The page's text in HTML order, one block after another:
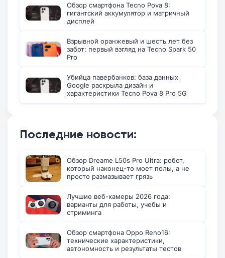
Обзор смартфона Tecno Pova 8:
гигантский аккумулятор и матричный
дисплей
Взрывной оранжевый и шесть лет без
забот: первый взгляд на Tecno Spark 50
Pro
Убийца павербанков: база данных
Google раскрыла дизайн и
характеристики Tecno Pova 8 Pro 5G
Последние новости:
Обзор Dreame L50s Pro Ultra: робот,
который наконец-то моет полы, а не
просто размазывает грязь
Лучшие веб-камеры 2026 года:
варианты для работы, учебы и
стриминга
Обзор смартфона Oppo Reno16:
технические характеристики,
автономность и результаты тестов